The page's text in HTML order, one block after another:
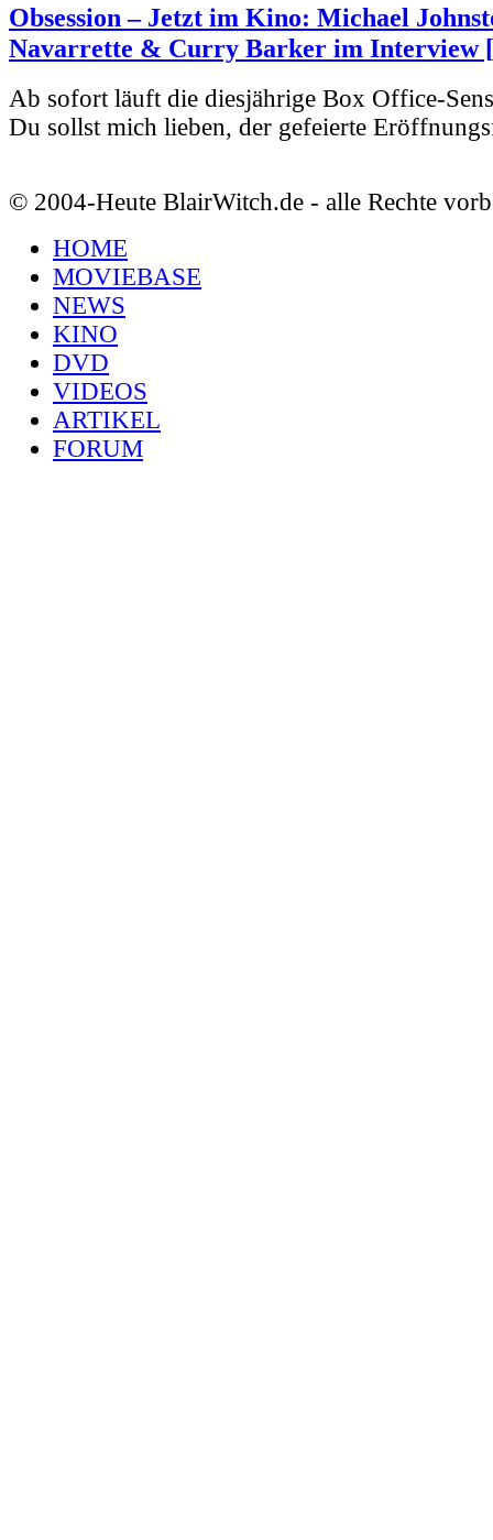
Obsession – Jetzt im Kino: Michael
Navarrette & Curry Barker im Interview
Ab sofort läuft die diesjährige Box Office-
Du sollst mich lieben, der gefeierte
© 2004-Heute BlairWitch.de - alle Rechte
HOME
MOVIEBASE
NEWS
KINO
DVD
VIDEOS
ARTIKEL
FORUM